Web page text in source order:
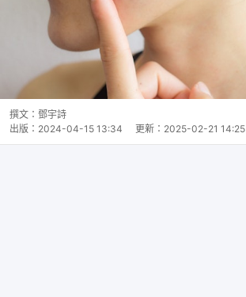
撰文： 鄧宇詩
出版： 2024-04-15 13:34 更新： 2025-02-21 14:25